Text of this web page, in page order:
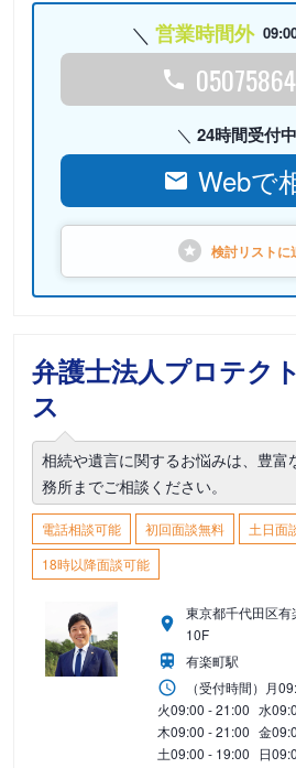
営業時間外
24時間受付中
Webで
検討リストに
弁護士法人プロテク
ス
相続や遺言に関するお悩みは、豊富
務所までご相談ください。
電話相談可能 初回面談無料
土日面
18時以降面談可能
東京都千代田区
10F
有楽町駅
（受付時間） 月
火09:00 - 21:00 水
木09:00 - 21:00 金
土09:00 - 19:00 日